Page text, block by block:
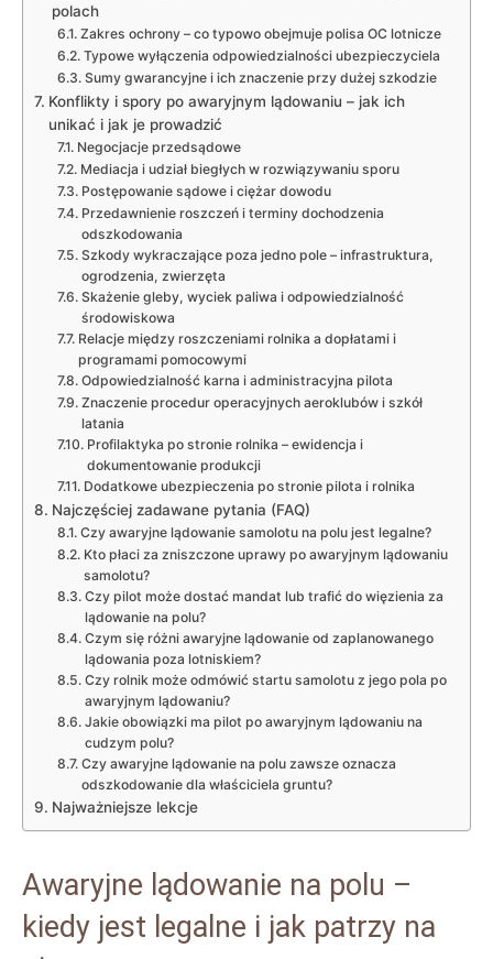
polach
Zakres ochrony – co typowo obejmuje polisa OC lotnicze
Typowe wyłączenia odpowiedzialności ubezpieczyciela
Sumy gwarancyjne i ich znaczenie przy dużej szkodzie
Konflikty i spory po awaryjnym lądowaniu – jak ich
unikać i jak je prowadzić
Negocjacje przedsądowe
Mediacja i udział biegłych w rozwiązywaniu sporu
Postępowanie sądowe i ciężar dowodu
Przedawnienie roszczeń i terminy dochodzenia
odszkodowania
Szkody wykraczające poza jedno pole – infrastruktura,
ogrodzenia, zwierzęta
Skażenie gleby, wyciek paliwa i odpowiedzialność
środowiskowa
Relacje między roszczeniami rolnika a dopłatami i
programami pomocowymi
Odpowiedzialność karna i administracyjna pilota
Znaczenie procedur operacyjnych aeroklubów i szkół
latania
Profilaktyka po stronie rolnika – ewidencja i
dokumentowanie produkcji
Dodatkowe ubezpieczenia po stronie pilota i rolnika
Najczęściej zadawane pytania (FAQ)
Czy awaryjne lądowanie samolotu na polu jest legalne?
Kto płaci za zniszczone uprawy po awaryjnym lądowaniu
samolotu?
Czy pilot może dostać mandat lub trafić do więzienia za
lądowanie na polu?
Czym się różni awaryjne lądowanie od zaplanowanego
lądowania poza lotniskiem?
Czy rolnik może odmówić startu samolotu z jego pola po
awaryjnym lądowaniu?
Jakie obowiązki ma pilot po awaryjnym lądowaniu na
cudzym polu?
Czy awaryjne lądowanie na polu zawsze oznacza
odszkodowanie dla właściciela gruntu?
Najważniejsze lekcje
Awaryjne lądowanie na polu –
kiedy jest legalne i jak patrzy na